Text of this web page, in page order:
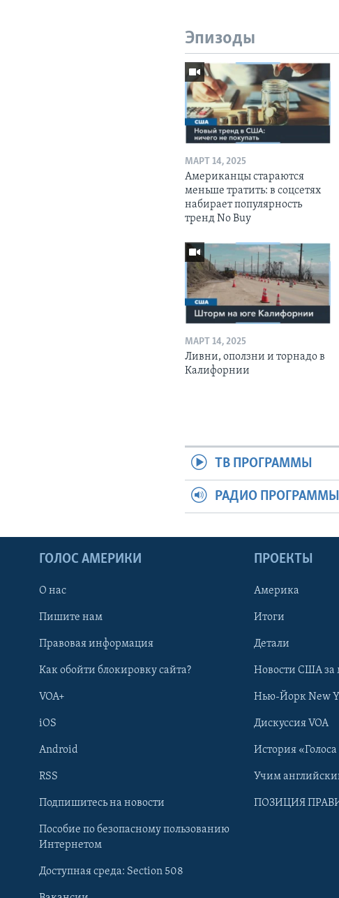
Learning English
Эпизоды
МАРТ 14, 2025
Американцы стараются
меньше тратить: в соцсетях
набирает популярность
тренд No Buy
МАРТ 14, 2025
Ливни, оползни и торнадо в
Калифорнии
ТВ ПРОГРАММЫ
РАДИО ПРОГРАММЫ
ГОЛОС АМЕРИКИ
О нас
Пишите нам
Правовая информация
Как обойти блокировку сайта?
VOA+
iOS
Android
RSS
Подпишитесь на новости
Пособие по безопасному пользованию
Интернетом
Доступная среда: Section 508
ПРОЕКТЫ
Америка
Итоги
Детали
Новости США за
Нью-Йорк New
Дискуссия VOA
История
Учим
ПОЗИЦИЯ